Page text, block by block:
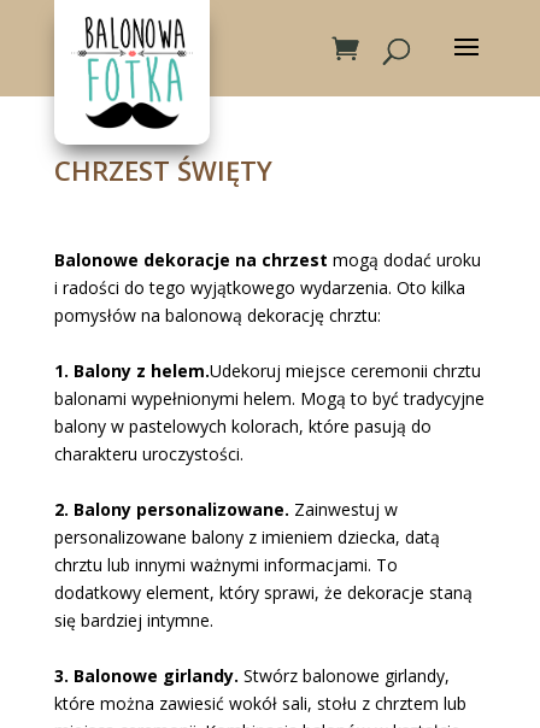
CHRZEST ŚWIĘTY
Balonowe dekoracje na chrzest mogą dodać uroku
i radości do tego wyjątkowego wydarzenia. Oto kilka
pomysłów na balonową dekorację chrztu:
1. Balony z helem.Udekoruj miejsce ceremonii chrztu
balonami wypełnionymi helem. Mogą to być tradycyjne
balony w pastelowych kolorach, które pasują do
charakteru uroczystości.
2. Balony personalizowane. Zainwestuj w
personalizowane balony z imieniem dziecka, datą
chrztu lub innymi ważnymi informacjami. To
dodatkowy element, który sprawi, że dekoracje staną
się bardziej intymne.
3. Balonowe girlandy. Stwórz balonowe girlandy,
które można zawiesić wokół sali, stołu z chrztem lub